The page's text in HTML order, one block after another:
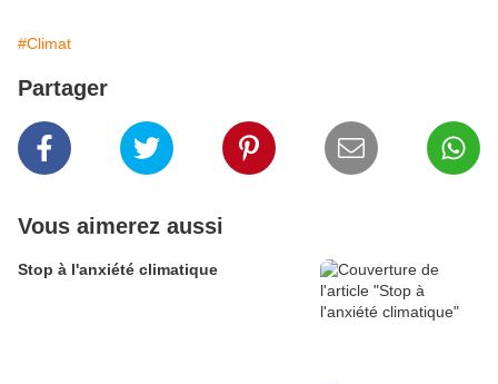
#Climat
Partager
Vous aimerez aussi
Stop à l'anxiété climatique